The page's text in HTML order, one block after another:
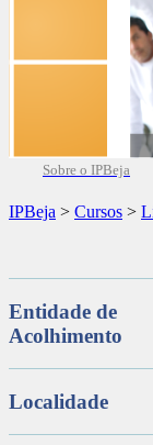
Sobre o IPBeja
IPBeja > Cursos >
Entidade de
Acolhimento
Localidade